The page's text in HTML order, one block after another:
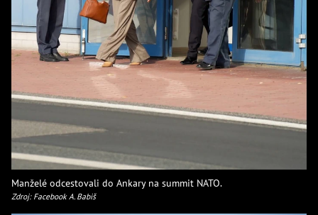
Manželé odcestovali do Ankary na summit NATO.
Zdroj: Facebook A. Babiš